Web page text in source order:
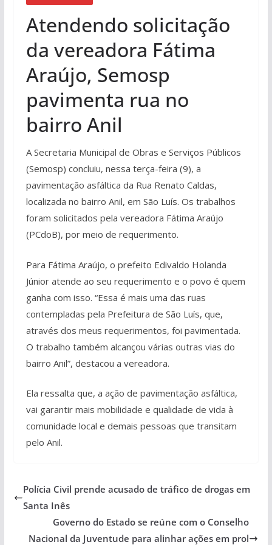
Atendendo solicitação
da vereadora Fátima
Araújo, Semosp
pavimenta rua no
bairro Anil
A Secretaria Municipal de Obras e Serviços Públicos
(Semosp) concluiu, nessa terça-feira (9), a
pavimentação asfáltica da Rua Renato Caldas,
localizada no bairro Anil, em São Luís. Os trabalhos
foram solicitados pela vereadora Fátima Araújo
(PCdoB), por meio de requerimento.
Para Fátima Araújo, o prefeito Edivaldo Holanda
Júnior atende ao seu requerimento e o povo é quem
ganha com isso. “Essa é mais uma das ruas
contempladas pela Prefeitura de São Luís, que,
através dos meus requerimentos, foi pavimentada.
O trabalho também alcançou várias outras vias do
bairro Anil”, destacou a vereadora.
Ela ressalta que, a ação de pavimentação asfáltica,
vai garantir mais mobilidade e qualidade de vida à
comunidade local e demais pessoas que transitam
pelo Anil.
Polícia Civil prende acusado de tráfico de drogas em
Santa Inês
Governo do Estado se reúne com o Conselho
Nacional da Juventude para alinhar ações em prol